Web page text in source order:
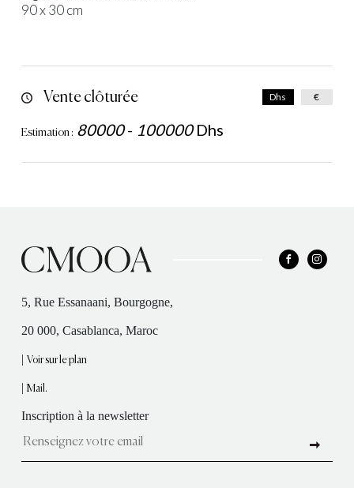
90 x 30 cm
Vente clôturée
Estimation : 80000- 100000 Dhs
Dhs €
5, Rue Essanaani, Bourgogne,
20 000, Casablanca, Maroc
|Voir sur le plan
|Mail.
Inscription à la newsletter